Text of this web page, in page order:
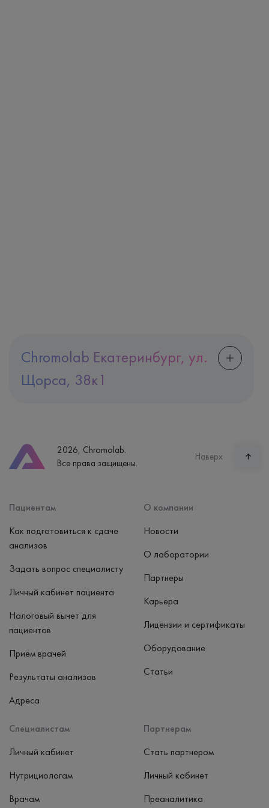
Chromolab Екатеринбург, ул.
Щорса, 38к1
Часы работы
пн-вс: 7:30-15:00
2026, Chromolab.
Все права защищены.
Наверх
Пациентам
Как подготовиться к сдаче
анализов
Задать вопрос специалисту
Личный кабинет пациента
Налоговый вычет для
пациентов
Приём врачей
Результаты анализов
Адреса
Специалистам
Личный кабинет
Нутрициологам
Врачам
Партнерам
Стать партнером
Личный кабинет
Преаналитика
О компании
Новости
О лаборатории
Партнеры
Карьера
Лицензии и сертификаты
Оборудование
Статьи